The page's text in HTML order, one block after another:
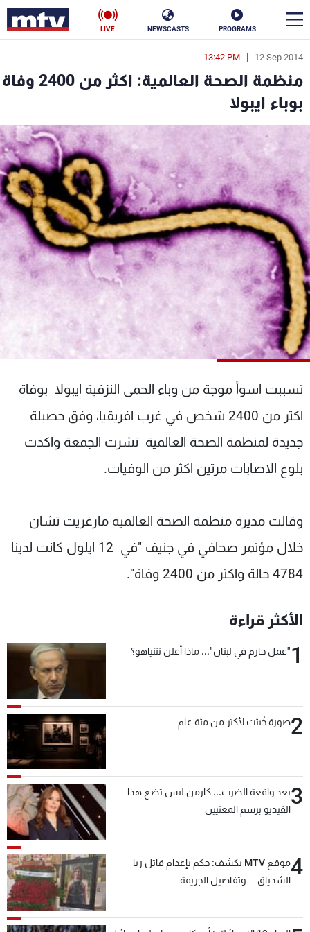
PROGRAMS
NEWSCASTS
LIVE
12 Sep 2014
13:42 PM
منظمة الصحة العالمية: اكثر من 2400 وفاة
بوباء ايبولا
تسببت اسوأ موجة من وباء الحمى النزفية ايبولا بوفاة
اكثر من 2400 شخص في غرب افريقيا، وفق حصيلة
جديدة لمنظمة الصحة العالمية نشرت الجمعة واكدت
بلوغ الاصابات مرتين اكثر من الوفيات.
وقالت مديرة منظمة الصحة العالمية مارغريت تشان
خلال مؤتمر صحافي في جنيف "في 12 ايلول كانت لدينا
4784 حالة واكثر من 2400 وفاة".
الأكثر قراءة
1"عمل حازم في لبنان"... ماذا أعلن نتنياهو؟
2صورة خُبئت لأكثر من مئة عام
3بعد واقعة الضرب... كارمن لبس تضع هذا
الفيديو برسم المعنيين
4
موقع MTV يكشف: حكم بإعدام قاتل ريا
الشدياق… وتفاصيل الجريمة
en
الأخبار
سياسة ناس
إقتصاد فن
منوعات رياضة
كأس العالم
البرامج
جدول البرامج
شاهد البرامج
الترددات
عن MTV
لاعلاناتكم
وظائف
شروط الإسـتخدام